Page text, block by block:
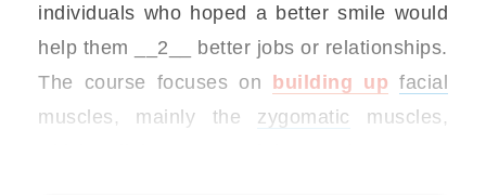
individuals who hoped a better smile would
help them __2__ better jobs or relationships.
The course focuses on building up facial
muscles, mainly the zygomatic
muscles,